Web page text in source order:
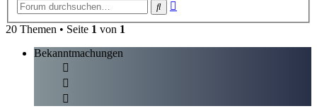
Suche
20 Themen • Seite 1 von 1
Bekanntmachungen